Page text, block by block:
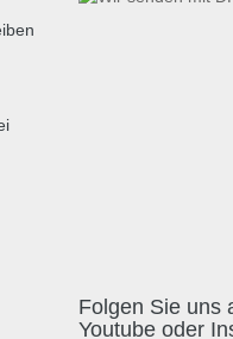
Folgen Sie uns
Youtube oder